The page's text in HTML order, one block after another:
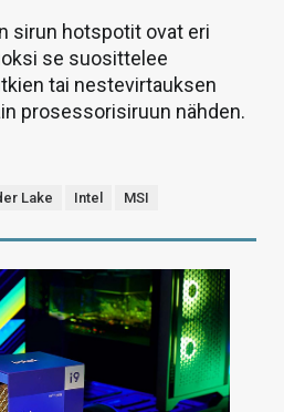
sirun hotspotit ovat eri
se suosittelee
tai nestevirtauksen
prosessorisiruun nähden.
Lake Intel MSI